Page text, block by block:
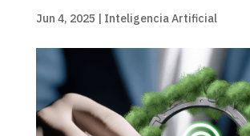
Jun 4, 2025 | Inteligencia Artificial